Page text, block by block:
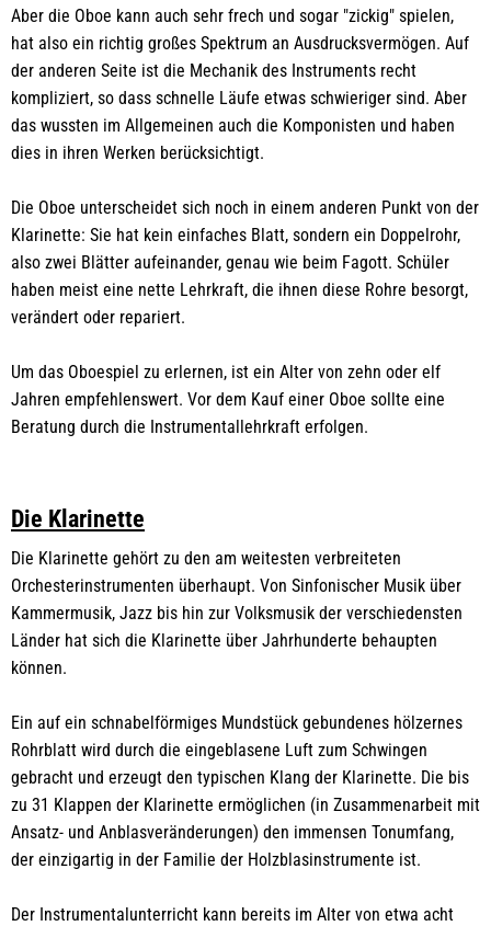
Aber die Oboe kann auch sehr frech und sogar "zickig" spielen,
hat also ein richtig großes Spektrum an Ausdrucksvermögen. Auf
der anderen Seite ist die Mechanik des Instruments recht
kompliziert, so dass schnelle Läufe etwas schwieriger sind. Aber
das wussten im Allgemeinen auch die Komponisten und haben
dies in ihren Werken berücksichtigt.
Die Oboe unterscheidet sich noch in einem anderen Punkt von der
Klarinette: Sie hat kein einfaches Blatt, sondern ein Doppelrohr,
also zwei Blätter aufeinander, genau wie beim Fagott. Schüler
haben meist eine nette Lehrkraft, die ihnen diese Rohre besorgt,
verändert oder repariert.
Um das Oboespiel zu erlernen, ist ein Alter von zehn oder elf
Jahren empfehlenswert. Vor dem Kauf einer Oboe sollte eine
Beratung durch die Instrumentallehrkraft erfolgen.
Die Klarinette
Die Klarinette gehört zu den am weitesten verbreiteten
Orchesterinstrumenten überhaupt. Von Sinfonischer Musik über
Kammermusik, Jazz bis hin zur Volksmusik der verschiedensten
Länder hat sich die Klarinette über Jahrhunderte behaupten
können.
Ein auf ein schnabelförmiges Mundstück gebundenes hölzernes
Rohrblatt wird durch die eingeblasene Luft zum Schwingen
gebracht und erzeugt den typischen Klang der Klarinette. Die bis
zu 31 Klappen der Klarinette ermöglichen (in Zusammenarbeit mit
Ansatz- und Anblasveränderungen) den immensen Tonumfang,
der einzigartig in der Familie der Holzblasinstrumente ist.
Der Instrumentalunterricht kann bereits im Alter von etwa acht